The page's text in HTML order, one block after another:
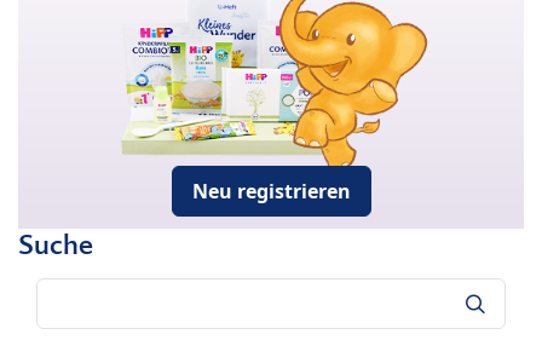
Neu registrieren
Suche